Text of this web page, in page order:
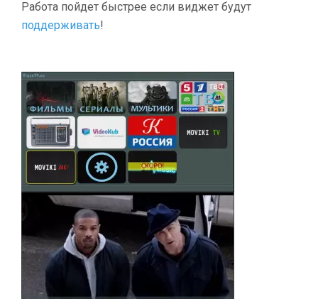
Работа пойдет быстрее если виджет будут
поддерживать!